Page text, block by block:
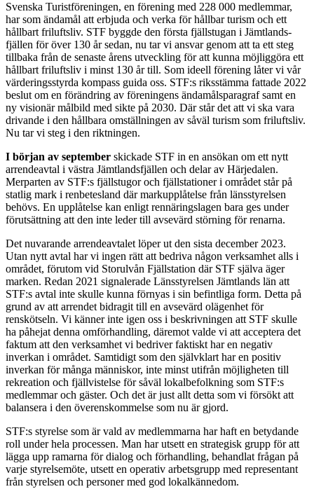
Svenska Turistföreningen, en förening med 228 000 medlemmar,
har som ändamål att erbjuda och verka för hållbar turism och ett
hållbart friluftsliv. STF byggde den första fjällstugan i Jämtlands­
fjällen för över 130 år sedan, nu tar vi ansvar genom att ta ett steg
tillbaka från de senaste årens utveckling för att kunna möjliggöra ett
hållbart friluftsliv i minst 130 år till. Som ideell förening låter vi vår
värderings­styrda kompass guida oss. STF:s riksstämma fattade 2022
beslut om en förändring av föreningens ändamåls­paragraf samt en
ny visionär målbild med sikte på 2030. Där står det att vi ska vara
drivande i den hållbara omställningen av såväl turism som friluftsliv.
Nu tar vi steg i den riktningen.
I början av september skickade STF in en ansökan om ett nytt
arrendeavtal i västra Jämtlands­fjällen och delar av Härjedalen.
Merparten av STF:s fjällstugor och fjällstationer i området står på
statlig mark i renbetesland där mark­upplåtelse från länsstyrelsen
behövs. En upplåtelse kan enligt rennärings­lagen bara ges under
förutsättning att den inte leder till avsevärd störning för renarna.
Det nuvarande arrendeavtalet löper ut den sista december 2023.
Utan nytt avtal har vi ingen rätt att bedriva någon verksamhet alls i
området, förutom vid Storulvån Fjällstation där STF själva äger
marken. Redan 2021 signalerade Länsstyrelsen Jämtlands län att
STF:s avtal inte skulle kunna förnyas i sin befintliga form. Detta på
grund av att arrendet bidragit till en avsevärd olägenhet för
renskötseln. Vi känner inte igen oss i beskrivningen att STF skulle
ha påhejat denna omförhandling, däremot valde vi att acceptera det
faktum att den verksamhet vi bedriver faktiskt har en negativ
inverkan i området. Samtidigt som den självklart har en positiv
inverkan för många människor, inte minst utifrån möjligheten till
rekreation och fjällvistelse för såväl lokal­befolkning som STF:s
medlemmar och gäster. Och det är just allt detta som vi försökt att
balansera i den överens­kommelse som nu är gjord.
STF:s styrelse som är vald av medlemmarna har haft en betydande
roll under hela processen. Man har utsett en strategisk grupp för att
lägga upp ramarna för dialog och förhandling, behandlat frågan på
varje styrelsemöte, utsett en operativ arbetsgrupp med representant
från styrelsen och personer med god lokal­kännedom.